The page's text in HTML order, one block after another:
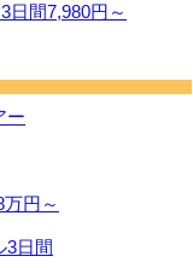
日間7,980円～
ー
円～
3日間